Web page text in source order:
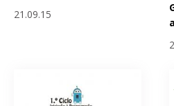
21.09.15